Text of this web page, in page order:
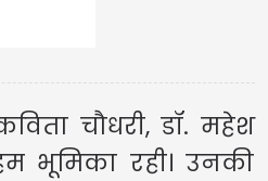
चौधरी, डॉ. महेश
भूमिका रही। उनकी